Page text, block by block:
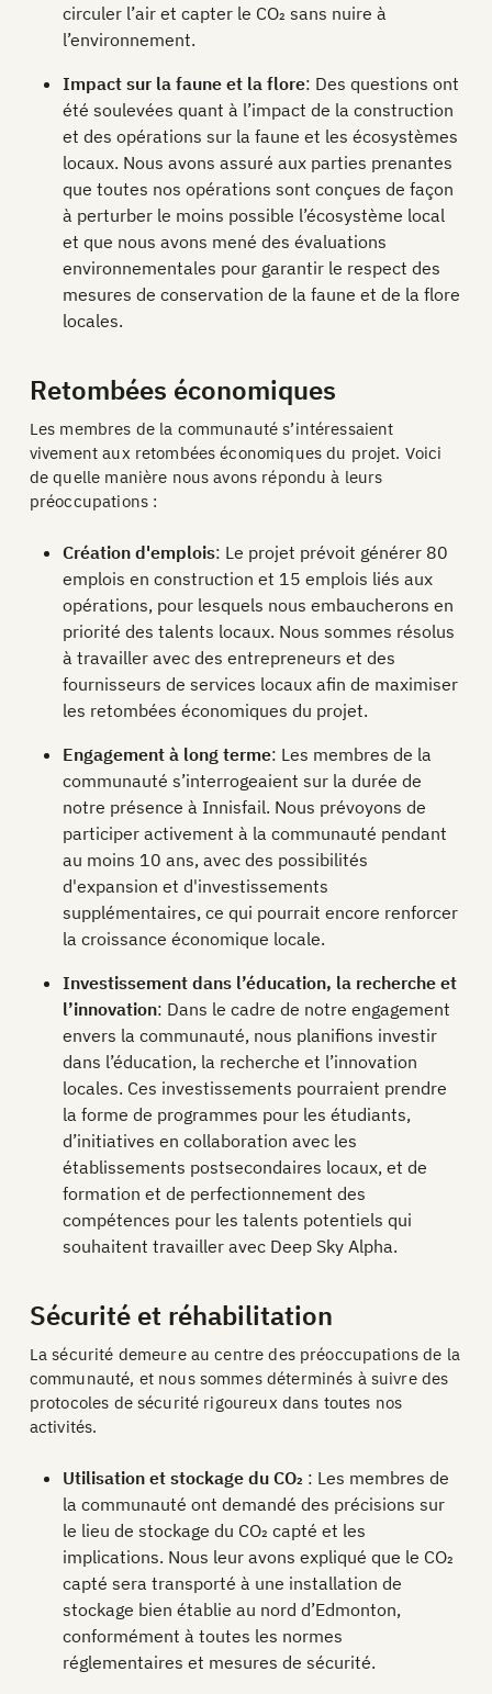
circuler l’air et capter le CO₂ sans nuire à
l’environnement.
Impact sur la faune et la flore: Des questions ont
été soulevées quant à l’impact de la construction
et des opérations sur la faune et les écosystèmes
locaux. Nous avons assuré aux parties prenantes
que toutes nos opérations sont conçues de façon
à perturber le moins possible l’écosystème local
et que nous avons mené des évaluations
environnementales pour garantir le respect des
mesures de conservation de la faune et de la flore
locales.
Retombées économiques
Les membres de la communauté s’intéressaient
vivement aux retombées économiques du projet. Voici
de quelle manière nous avons répondu à leurs
préoccupations :
Création d'emplois: Le projet prévoit générer 80
emplois en construction et 15 emplois liés aux
opérations, pour lesquels nous embaucherons en
priorité des talents locaux. Nous sommes résolus
à travailler avec des entrepreneurs et des
fournisseurs de services locaux afin de maximiser
les retombées économiques du projet.
Engagement à long terme: Les membres de la
communauté s’interrogeaient sur la durée de
notre présence à Innisfail. Nous prévoyons de
participer activement à la communauté pendant
au moins 10 ans, avec des possibilités
d'expansion et d'investissements
supplémentaires, ce qui pourrait encore renforcer
la croissance économique locale.
Investissement dans l’éducation, la recherche et
l’innovation: Dans le cadre de notre engagement
envers la communauté, nous planifions investir
dans l’éducation, la recherche et l’innovation
locales. Ces investissements pourraient prendre
la forme de programmes pour les étudiants,
d’initiatives en collaboration avec les
établissements postsecondaires locaux, et de
formation et de perfectionnement des
compétences pour les talents potentiels qui
souhaitent travailler avec Deep Sky Alpha.
Sécurité et réhabilitation
La sécurité demeure au centre des préoccupations de la
communauté, et nous sommes déterminés à suivre des
protocoles de sécurité rigoureux dans toutes nos
activités.
Utilisation et stockage du CO₂ : Les membres de
la communauté ont demandé des précisions sur
le lieu de stockage du CO₂ capté et les
implications. Nous leur avons expliqué que le CO₂
capté sera transporté à une installation de
stockage bien établie au nord d’Edmonton,
conformément à toutes les normes
réglementaires et mesures de sécurité.